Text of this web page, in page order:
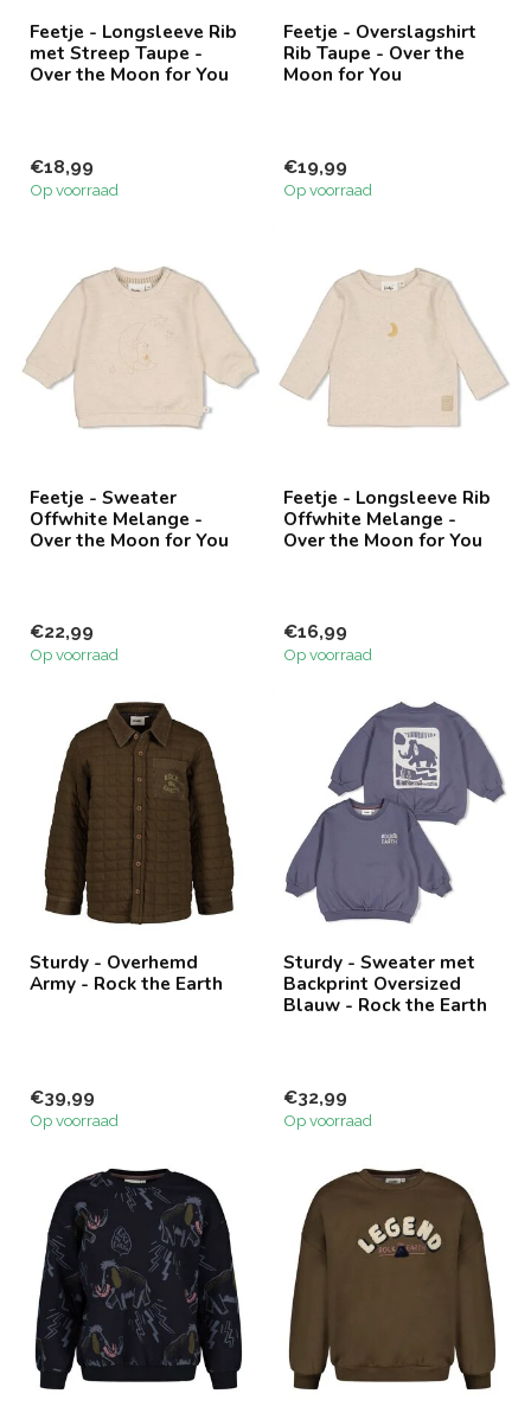
Feetje - Longsleeve Rib
met Streep Taupe -
Over the Moon for You
€18,99
Op voorraad
Feetje - Overslagshirt
Rib Taupe - Over the
Moon for You
€19,99
Op voorraad
Feetje - Sweater
Offwhite Melange -
Over the Moon for You
€22,99
Op voorraad
Feetje - Longsleeve Rib
Offwhite Melange -
Over the Moon for You
€16,99
Op voorraad
Sturdy - Overhemd
Army - Rock the Earth
€39,99
Op voorraad
Sturdy - Sweater met
Backprint Oversized
Blauw - Rock the Earth
€32,99
Op voorraad